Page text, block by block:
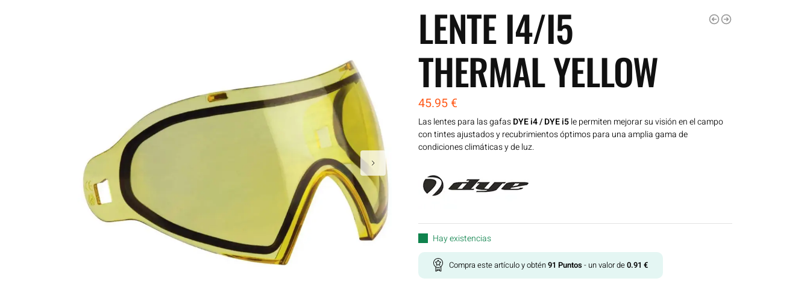
LENTE I4/I5
THERMAL YELLOW
45.95 €
Las lentes para las gafasDYE i4 / DYE i5le permiten mejorar su visión en el campo
con tintes ajustados y recubrimientos óptimos para una amplia gama de
condiciones climáticas y de luz.
Hay existencias
Compra este artículo y obtén91 Puntos - un valor de0.91 €